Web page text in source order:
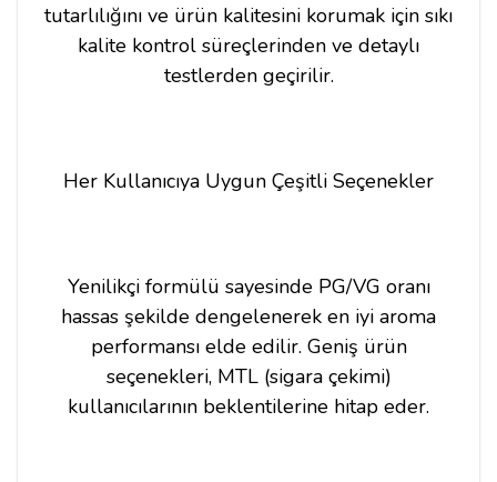
tutarlılığını ve ürün kalitesini korumak için sıkı
kalite kontrol süreçlerinden ve detaylı
testlerden geçirilir.
Her Kullanıcıya Uygun Çeşitli Seçenekler
Yenilikçi formülü sayesinde PG/VG oranı
hassas şekilde dengelenerek en iyi aroma
performansı elde edilir. Geniş ürün
seçenekleri, MTL (sigara çekimi)
kullanıcılarının beklentilerine hitap eder.